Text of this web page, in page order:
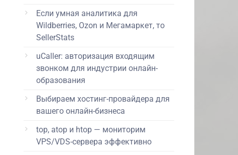
Если умная аналитика для
Wildberries, Ozon и Мегамаркет, то
SellerStats
uCaller: авторизация входящим
звонком для индустрии онлайн-
образования
Выбираем хостинг-провайдера для
вашего онлайн-бизнеса
top, atop и htop — мониторим
VPS/VDS-сервера эффективно